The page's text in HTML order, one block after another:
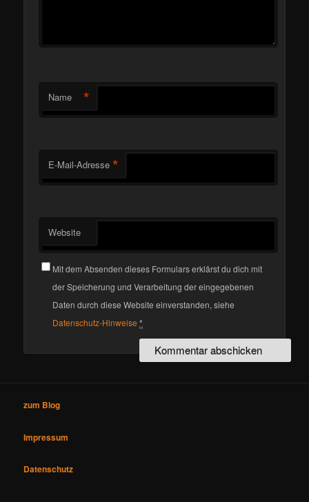
Name *
E-Mail-Adresse *
Website
Mit dem Absenden dieses Formulars erklärst du dich mit
der Speicherung und Verarbeitung der eingegebenen
Daten durch diese Website einverstanden, siehe
Datenschutz-Hinweise *
zum Blog
Impressum
Datenschutz